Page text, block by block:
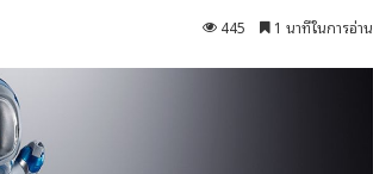
445 1 นาทีในการอ่าน